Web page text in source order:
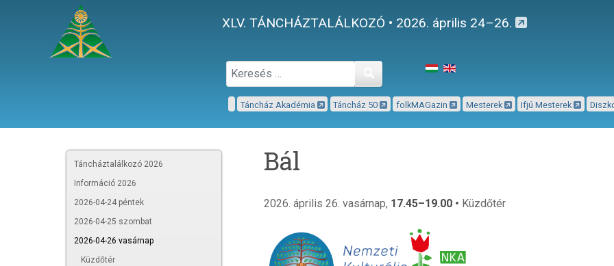
XLV. TÁNCHÁZTALÁLKOZÓ • 2026. április 24–26.
Keresés
Táncház Akadémia Táncház 50 folkMAGazin Mesterek Ifjú Mesterek
Táncháztalálkozó 2026
Információ 2026
2026-04-24 péntek
2026-04-25 szombat
2026-04-26 vasárnap
Küzdőtér
Bál
2026. április 26. vasárnap, 17.45–19.00 • Küzdőtér